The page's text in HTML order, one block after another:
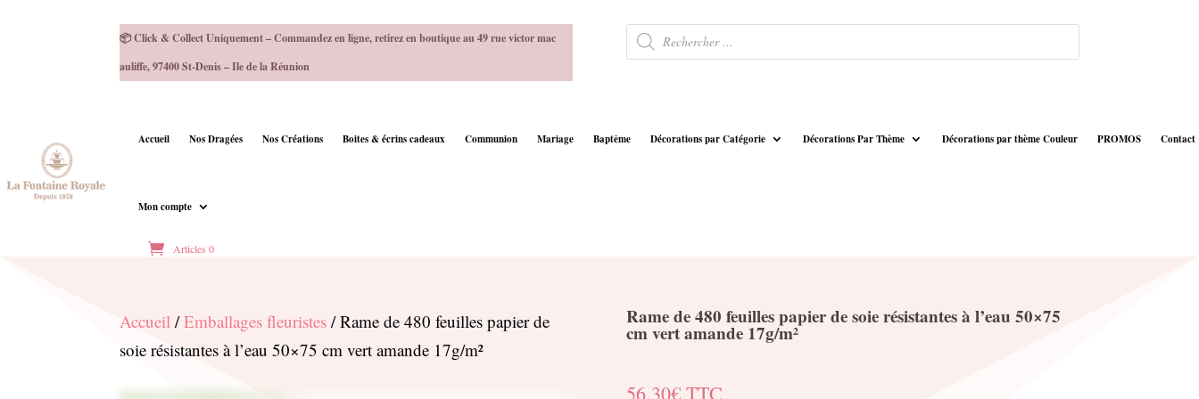
📦 Click & Collect Uniquement – Commandez en ligne, retirez en boutique au 49 rue victor mac
auliffe, 97400 St-Denis – Ile de la Réunion
Recherche
de
produits
Accueil Nos Dragées Nos Créations Boites & écrins cadeaux Communion Mariage Baptême Décorations par Catégorie Décorations Par Thème Décorations par thème Couleur PROMOS Contact
Mon compte
Articles 0
Accueil /Emballages fleuristes / Rame de 480 feuilles papier de
soie résistantes à l’eau 50×75 cm vert amande 17g/m²
Rame de 480 feuilles papier de soie résistantes à l’eau 50×75
cm vert amande 17g/m²
56.30€ TTC